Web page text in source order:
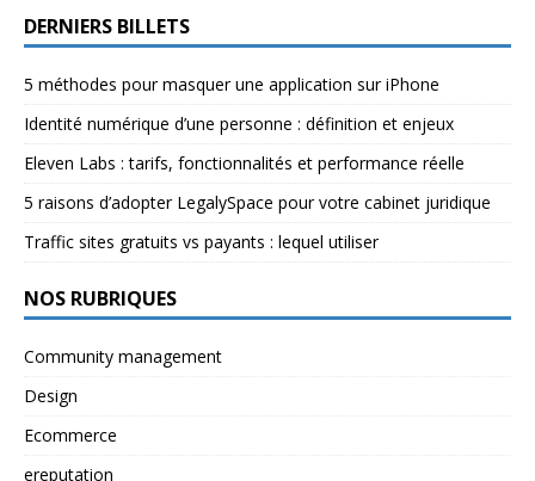
DERNIERS BILLETS
5 méthodes pour masquer une application sur iPhone
Identité numérique d’une personne : définition et enjeux
Eleven Labs : tarifs, fonctionnalités et performance réelle
5 raisons d’adopter LegalySpace pour votre cabinet juridique
Traffic sites gratuits vs payants : lequel utiliser
NOS RUBRIQUES
Community management
Design
Ecommerce
ereputation